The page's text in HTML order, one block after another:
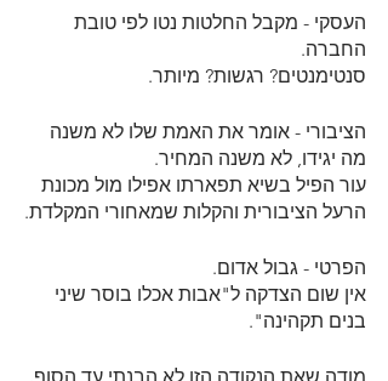
העסקי - מקבל החלטות נטו לפי טובת
החברה.
סנטימנטים? רגשות? מיותר.
הציבורי - אומר את האמת שלו לא משנה
מה יגידו, לא משנה המחיר.
עור הפיל בשיא תפארתו אפילו מול מכונת
הרעל הציבורית והקלות שמאחורי המקלדת.
הפרטי - גבול אדום.
אין שום הצדקה ל"אבות אכלו בוסר שיני
בנים תקהינה".